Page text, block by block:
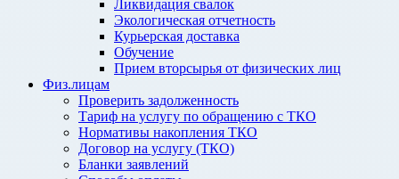
Ликвидация свалок
Экологическая отчетность
Курьерская доставка
Обучение
Прием вторсырья от физических лиц
Физ.лицам
Проверить задолженность
Тариф на услугу по обращению с ТКО
Нормативы накопления ТКО
Договор на услугу (ТКО)
Бланки заявлений